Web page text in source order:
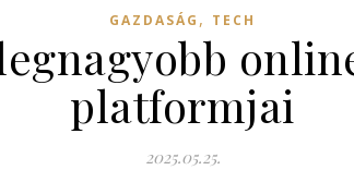
GAZDASÁG , TECH
platformjai
2025.05.25.